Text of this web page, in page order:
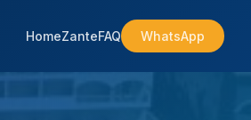
HomeZanteFAQ WhatsApp